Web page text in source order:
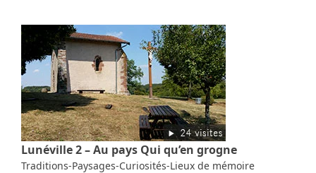
Lunéville 2 – Au pays Qui qu’en grogne
Traditions-Paysages-Curiosités-Lieux de mémoire